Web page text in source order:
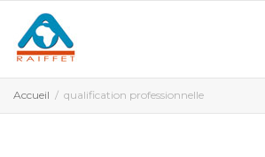
Accueil qualification professionnelle